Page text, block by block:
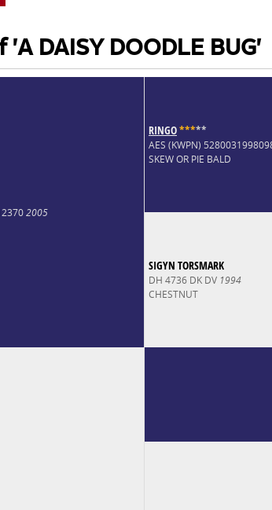
'A DAISY DOODLE BUG'
2005
RINGO*****
AES (KWPN)
SKEW OR PIE BALD
SIGYN TORSMARK
DH 4736 DK DV 1994
CHESTNUT